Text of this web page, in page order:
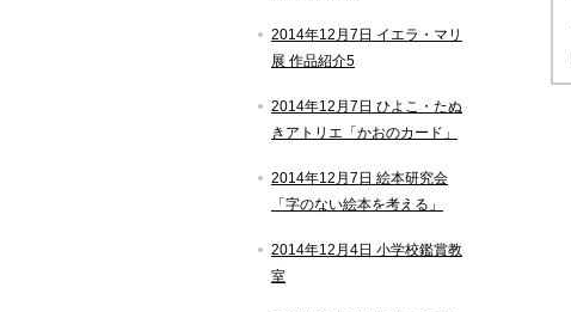
2014年12月7日 イエラ・マリ
展 作品紹介5
2014年12月7日 ひよこ・たぬ
きアトリエ「かおのカード」
2014年12月7日 絵本研究会
「字のない絵本を考える」
2014年12月4日 小学校鑑賞教
室